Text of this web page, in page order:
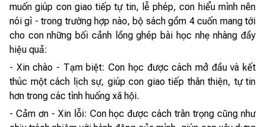
muốn giúp con giao tiếp tự tin, lễ phép, con hiểu mình nên
nói gì - trong trường hợp nào, bộ sách gồm 4 cuốn mang tới
cho con những bối cảnh lồng ghép bài học nhẹ nhàng đầy
hiệu quả:
- Xin chào - Tạm biệt: Con học được cách mở đầu và kết
thúc một cách lịch sự, giúp con giao tiếp thân thiện, tự tin
hơn trong các tình huống xã hội.
- Cảm ơn - Xin lỗi: Con học được cách trân trọng cũng như